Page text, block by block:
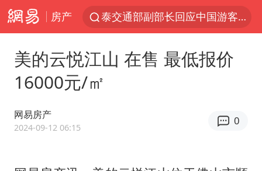
房产
美国将对多晶硅衍生品加征15%关税
台军“汉光秀”开场闹剧多
美的云悦江山 在售 最低报价
16000元/㎡
网易房产
2024-09-12 06:15
0